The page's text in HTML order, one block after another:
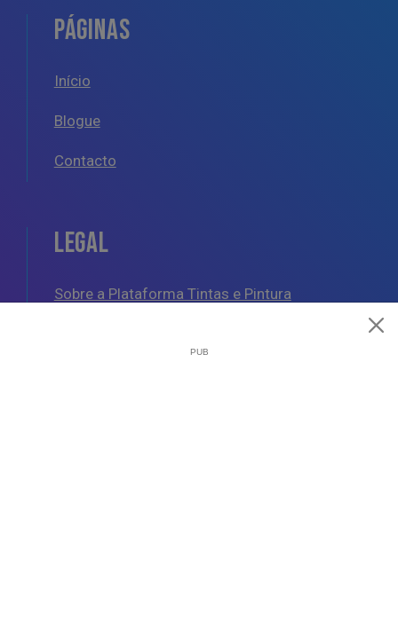
PÁGINAS
Início
Blogue
Contacto
LEGAL
Sobre a Plataforma Tintas e Pintura